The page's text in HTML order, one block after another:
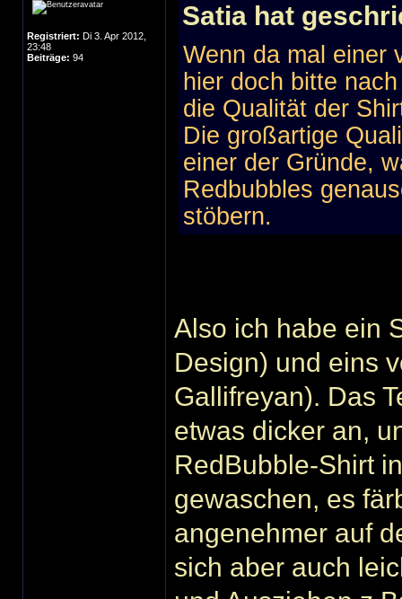
Registriert: Di 3. Apr 2012,
23:48
Beiträge: 94
Satia hat
Wenn da mal einer
hier doch bitte
die Qualität der
Die großartige
einer der Gründe,
Redbubbles
stöbern.
Also ich habe ein
Design) und eins
Gallifreyan). Das
etwas dicker an,
RedBubble-Shirt
gewaschen, es
angenehmer auf
sich aber auch